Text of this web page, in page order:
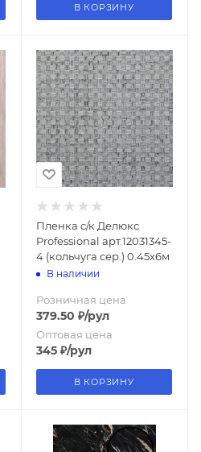
В КОРЗИНУ
Пленка с/к Делюкс
Professional арт.12031345-
4 (кольчуга сер.) 0.45х6м
В наличии
Розничная цена
379.50 ₽/рул
Оптовая цена
345₽/рул
В КОРЗИНУ